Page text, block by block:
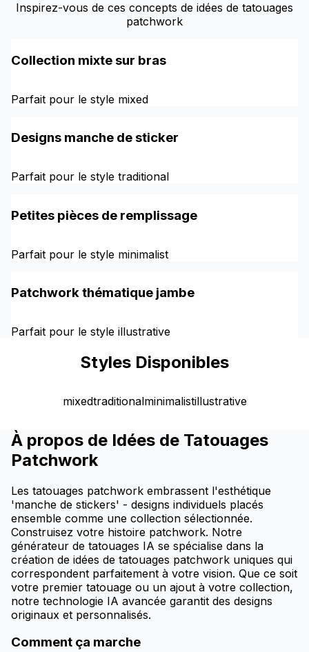
Inspirez-vous de ces concepts de idées de tatouages
patchwork
Collection mixte sur bras
Parfait pour le style mixed
Designs manche de sticker
Parfait pour le style traditional
Petites pièces de remplissage
Parfait pour le style minimalist
Patchwork thématique jambe
Parfait pour le style illustrative
Styles Disponibles
mixedtraditionalminimalistillustrative
À propos de Idées de Tatouages
Patchwork
Les tatouages patchwork embrassent l'esthétique
'manche de stickers' - designs individuels placés
ensemble comme une collection sélectionnée.
Construisez votre histoire patchwork. Notre
générateur de tatouages IA se spécialise dans la
création de idées de tatouages patchwork uniques qui
correspondent parfaitement à votre vision. Que ce soit
votre premier tatouage ou un ajout à votre collection,
notre technologie IA avancée garantit des designs
originaux et personnalisés.
Comment ça marche